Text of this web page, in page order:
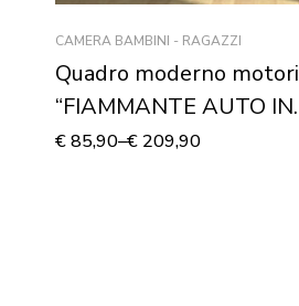
CAMERA BAMBINI - RAGAZZI
Quadro moderno motori
“FIAMMANTE AUTO IN
CORSA”
€85,90–€ 209,90